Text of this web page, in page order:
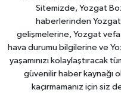
Sitemizde, Yozgat
haberlerinden
gelişmelerine, Yozgat
hava durumu bilgilerine ve
yaşamınızı kolaylaştıracak
güvenilir haber kaynağı
kaçırmamanız için siz